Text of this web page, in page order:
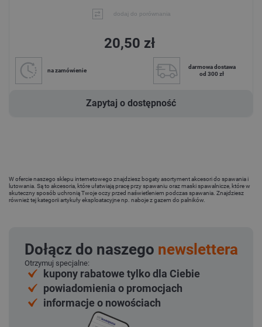
dodaj do porównania
20,50 zł
na zamówienie
darmowa dostawa
od 300 zł
Zapytaj o dostępność
W ofercie naszego sklepu internetowego znajdziesz bogaty asortyment akcesori do spawania i
lutowania. Są to akcesoria, które ułatwiają pracę przy spawaniu oraz maski spawalnicze, które w
skuteczny sposób uchronią Twoje oczy przed naświetleniem podczas spawania. Znajdziesz
również tej kategorii artykuły eksploatacyjne np. naboje z gazem do palników.
Dołącz do naszego newslettera
Otrzymuj specjalne:
kupony rabatowe tylko dla Ciebie
powiadomienia o promocjach
informacje o nowościach